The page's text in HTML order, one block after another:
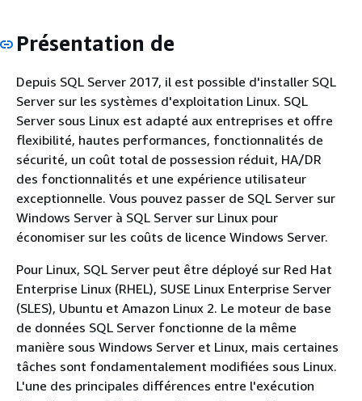
Présentation de
Depuis SQL Server 2017, il est possible d'installer SQL
Server sur les systèmes d'exploitation Linux. SQL
Server sous Linux est adapté aux entreprises et offre
flexibilité, hautes performances, fonctionnalités de
sécurité, un coût total de possession réduit, HA/DR
des fonctionnalités et une expérience utilisateur
exceptionnelle. Vous pouvez passer de SQL Server sur
Windows Server à SQL Server sur Linux pour
économiser sur les coûts de licence Windows Server.
Pour Linux, SQL Server peut être déployé sur Red Hat
Enterprise Linux (RHEL), SUSE Linux Enterprise Server
(SLES), Ubuntu et Amazon Linux 2. Le moteur de base
de données SQL Server fonctionne de la même
manière sous Windows Server et Linux, mais certaines
tâches sont fondamentalement modifiées sous Linux.
L'une des principales différences entre l'exécution